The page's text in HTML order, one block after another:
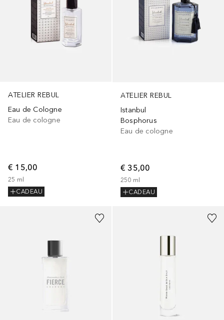
ATELIER REBUL
Eau de Cologne
Eau de cologne
€ 15,00
25 ml
CADEAU
ATELIER REBUL
Istanbul
Bosphorus
Eau de cologne
€ 35,00
250 ml
CADEAU